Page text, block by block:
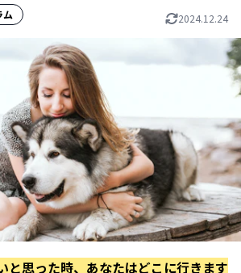
ム 2024.12.24
と思った時、あなたはどこに行きます